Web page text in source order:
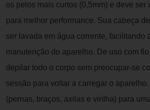
os pelos mais curtos (0,5mm) e deve ser
para melhor performance. Sua cabeça
ser lavada em água corrente, facilitando
manutenção do aparelho. De uso com
depilar todo o corpo sem preocupar-se
sessão para voltar a carregar o
(pernas, braços, axilas e virilha) para